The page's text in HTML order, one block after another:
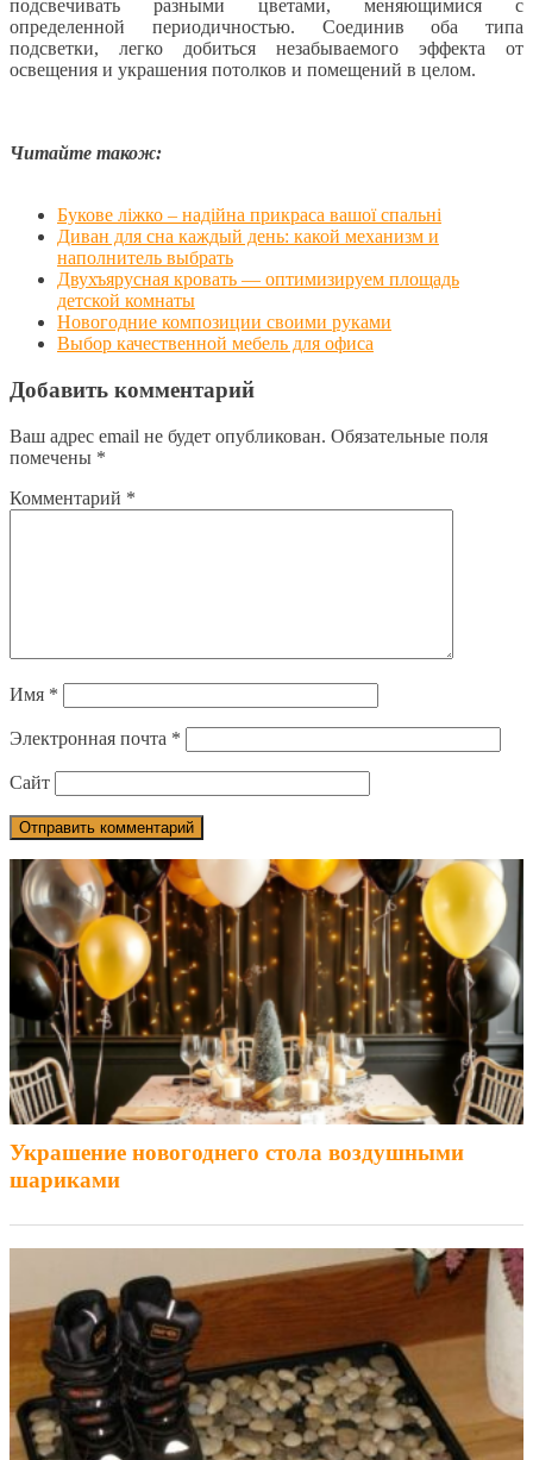
подсвечивать разными цветами, меняющимися с
определенной периодичностью. Соединив оба типа
подсветки, легко добиться незабываемого эффекта от
освещения и украшения потолков и помещений в целом.
Читайте також:
Букове ліжко – надійна прикраса вашої спальні
Диван для сна каждый день: какой механизм и
наполнитель выбрать
Двухъярусная кровать — оптимизируем площадь
детской комнаты
Новогодние композиции своими руками
Выбор качественной мебель для офиса
Добавить комментарий
Ваш адрес email не будет опубликован. Обязательные поля
помечены *
Комментарий *
Имя *
Электронная почта *
Сайт
Украшение новогоднего стола воздушными
шариками